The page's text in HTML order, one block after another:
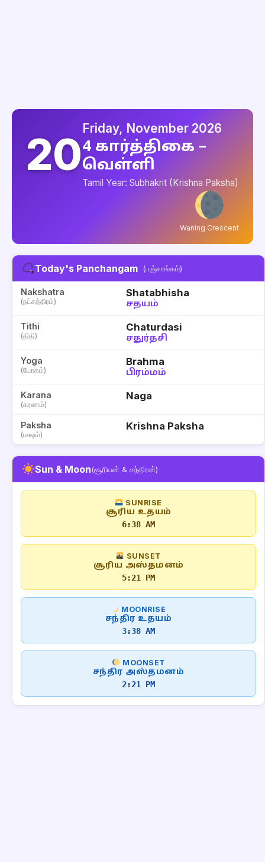
20
Friday, November 2026
4 கார்த்திகை –
வெள்ளி
Tamil Year: Subhakrit (Krishna Paksha)
Waning Crescent
Today's Panchangam (பஞ்சாங்கம்)
Nakshatra
(நட்சத்திரம்)
Shatabhisha
சதயம்
Tithi
(திதி)
Chaturdasi
சதுர்தசி
Yoga
(யோகம்)
Brahma
பிரம்மம்
Karana
(கரணம்)
Naga
Paksha
(பக்ஷம்)
Krishna Paksha
Sun & Moon(சூரியன் & சந்திரன்)
SUNRISE
சூரிய உதயம்
6:38 AM
SUNSET
சூரிய அஸ்தமனம்
5:21 PM
MOONRISE
சந்திர உதயம்
3:38 AM
MOONSET
சந்திர அஸ்தமனம்
2:21 PM